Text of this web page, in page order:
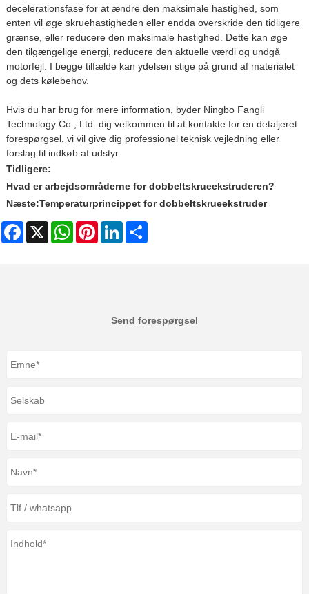
decelerationsfase for at ændre den maksimale hastighed, som
enten vil øge skruehastigheden eller endda overskride den tidligere
grænse, eller reducere den maksimale hastighed. Dette kan øge
den tilgængelige energi, reducere den aktuelle værdi og undgå
motorfejl. I begge tilfælde kan ydelsen stige på grund af materialet
og dets kølebehov.
Hvis du har brug for mere information, byder Ningbo Fangli
Technology Co., Ltd. dig velkommen til at kontakte for en detaljeret
forespørgsel, vi vil give dig professionel teknisk vejledning eller
forslag til indkøb af udstyr.
Tidligere:
Hvad er arbejdsområderne for dobbeltskrueekstruderen?
Næste:Temperaturprincippet for dobbeltskrueekstruder
Facebook
X WhatsAppPinterestLinkedIn
Send forespørgsel